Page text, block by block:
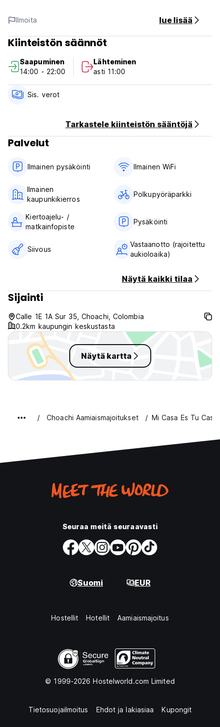
käytettävissä ja täysin varusteltu.
Mi Casa Es Tu Casan säännöt ja ehdot:
Peruutusehdot: 24 tuntia ennen saapumista.
Sisäänkirjautuminen klo 14.00-21.00.
Uloskirjautuminen ennen klo 11.00.
Aamiainen ei sisälly hintaan.
Yleistä:
Vastaanotto klo 8.00/22.00
Emme ota vastaan ​​alle 18-vuotiaita asiakkaita.
Savuttomia. (Auto-translated from original language)
Ilmoita lue lisää
Kiinteistön säännöt
Saapuminen
14:00 - 22:00
Lähteminen
asti 11:00
Sis. verot
Tarkastele kiinteistön sääntöjä
Palvelut
Ilmainen pysäköinti Ilmainen WiFi
Ilmainen
kaupunkikierros
Polkupyöräparkki
Kiertoajelu- /
matkainfopiste
Pysäköinti
Siivous
Vastaanotto (rajoitettu
aukioloaika)
Näytä kaikki tilaa
Sijainti
Calle 1E 1A Sur 35, Choachi, Colombia
0.2km kaupungin keskustasta
Näytä kartta
Choachi Aamiaismajoitukset Mi Casa Es Tu Casa
Seuraa meitä seuraavasti
Suomi EUR
Hostellit Hotellit Aamiaismajoitus
© 1999-2026 Hostelworld.com Limited
Tietosuojailmoitus Ehdot ja lakiasiaa Kupongit